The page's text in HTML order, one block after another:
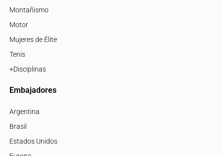
Montañismo
Motor
Mujeres de Élite
Tenis
+Disciplinas
Embajadores
Argentina
Brasil
Estados Unidos